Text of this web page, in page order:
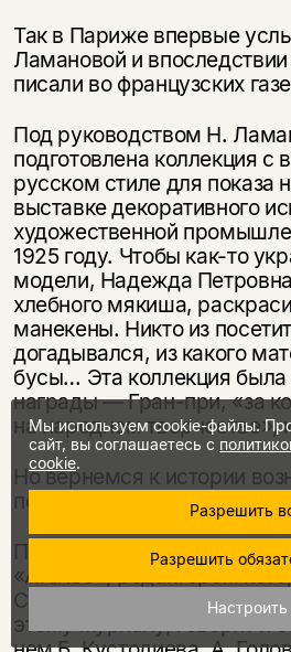
Так в Париже впервые
Ламановой и
писали во французских
Под руководством Н.
подготовлена коллекция
русском стиле для показа
выставке декоративного
художественной
1925 году. Чтобы как-то
модели, Надежда
хлебного мякиша,
манекены. Никто из
догадывался, из какого
бусы… Эта коллекция
награды — Гран-при, «за
на народном творчестве»,
Но вернемся к истории
первого советского ателье.
При «Ателье мод»
«Ателье», редактором
Сеничева. О том значении,
этому журналу, говорит и
Мы используем cookie-файлы.
сайт, вы соглашаетесь с
cookie.
Разрешить
Разрешить
Настроить